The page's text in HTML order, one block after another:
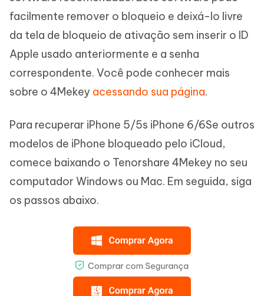
facilmente remover o bloqueio e deixá-lo livre
da tela de bloqueio de ativação sem inserir o ID
Apple usado anteriormente e a senha
correspondente. Você pode conhecer mais
sobre o 4Mekey acessando sua página.
Para recuperar iPhone 5/5s iPhone 6/6Se outros
modelos de iPhone bloqueado pelo iCloud,
comece baixando o Tenorshare 4Mekey no seu
computador Windows ou Mac. Em seguida, siga
os passos abaixo.